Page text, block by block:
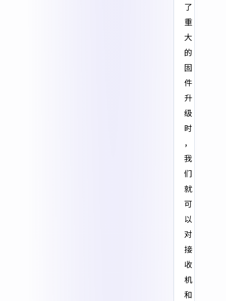
了
重
大
的
固
件
升
级
时
，
我
们
就
可
以
对
接
收
机
和